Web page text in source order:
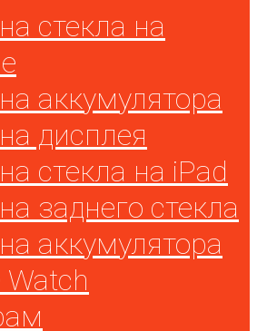
стекла на
аккумулятора
дисплея
стекла на iPad
заднего стекла
аккумулятора
Watch